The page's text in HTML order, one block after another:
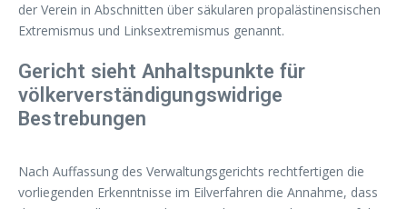
der Verein in Abschnitten über säkularen propalästinensischen
Extremismus und Linksextremismus genannt.
Gericht sieht Anhaltspunkte für
völkerverständigungswidrige
Bestrebungen
Nach Auffassung des Verwaltungsgerichts rechtfertigen die
vorliegenden Erkenntnisse im Eilverfahren die Annahme, dass